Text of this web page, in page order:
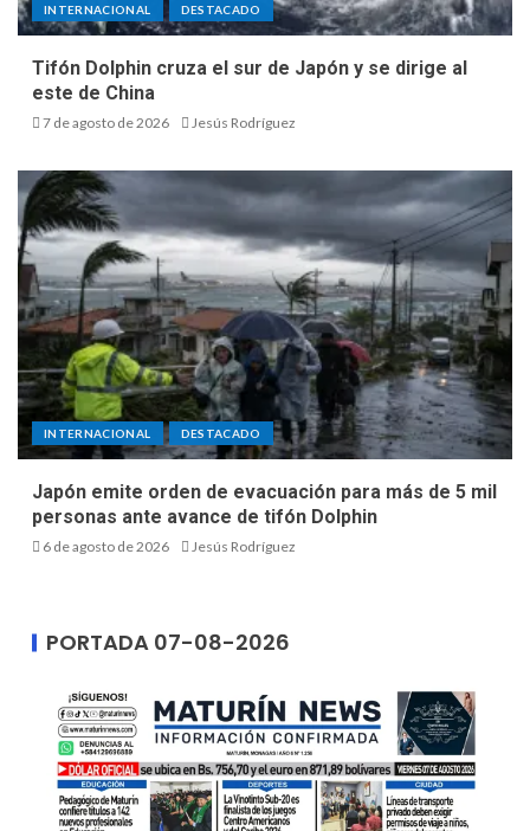
INTERNACIONAL DESTACADO
Tifón Dolphin cruza el sur de Japón y se dirige al
este de China
7 de agosto de 2026 Jesús Rodríguez
INTERNACIONAL DESTACADO
Japón emite orden de evacuación para más de 5 mil
personas ante avance de tifón Dolphin
6 de agosto de 2026 Jesús Rodríguez
PORTADA 07-08-2026